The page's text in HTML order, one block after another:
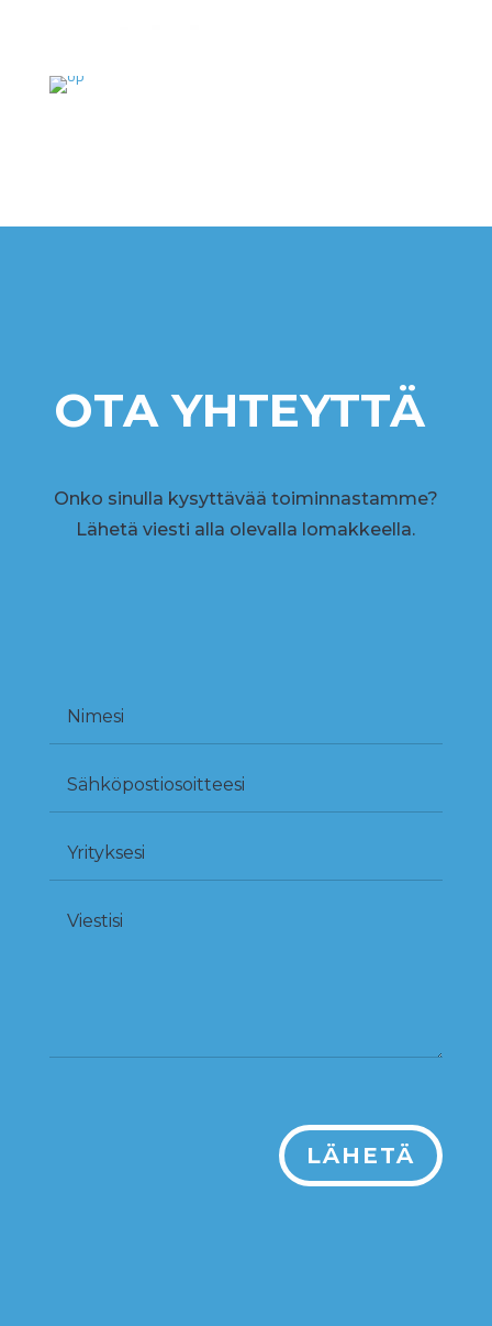
OTA YHTEYTTÄ
Onko sinulla kysyttävää toiminnastamme?
Lähetä viesti alla olevalla lomakkeella.
LÄHETÄ